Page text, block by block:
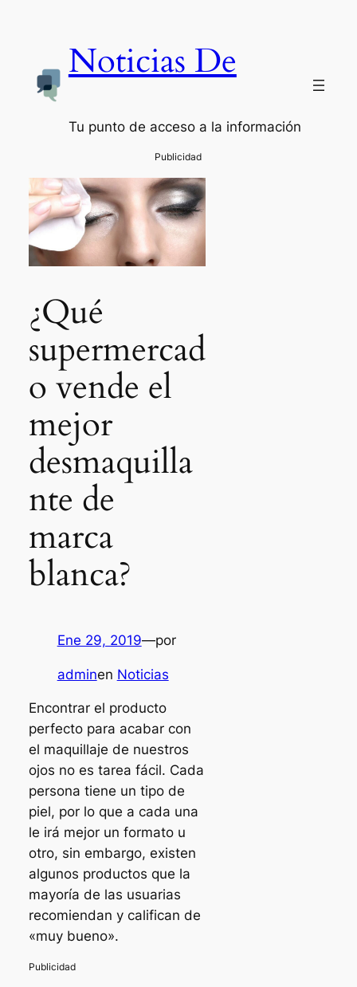
Noticias De
Tu punto de acceso a la información
¿Qué
supermercad
o vende el
mejor
desmaquilla
nte de
marca
blanca?
Ene 29, 2019—por
adminen Noticias
Encontrar el producto
perfecto para acabar con
el maquillaje de nuestros
ojos no es tarea fácil. Cada
persona tiene un tipo de
piel, por lo que a cada una
le irá mejor un formato u
otro, sin embargo, existen
algunos productos que la
mayoría de las usuarias
recomiendan y califican de
«muy bueno».